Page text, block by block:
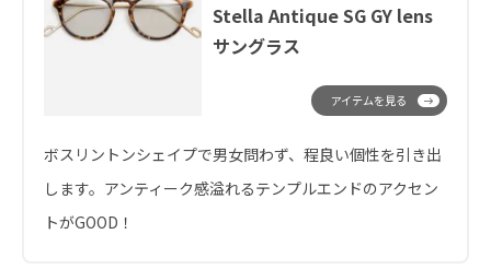
Stella Antique SG GY lens
サングラス
ボスリントンシェイプで男女問わず、程良い個性を引き出
します。アンティーク感溢れるテンプルエンドのアクセン
トがGOOD！
アイテムを見る